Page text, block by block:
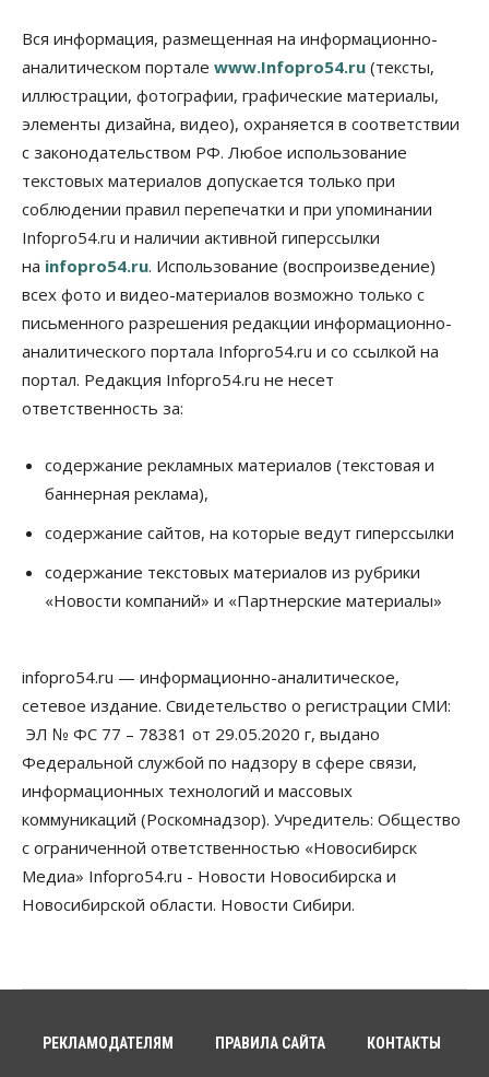
Роспотребнадзор изъял почти полторы тонны
мяса в Новосибирской области
07 Августа 2026, 15:00
Финансы
Расходы новосибирцев на спорт выросли на 40%
за полгода
07 Августа 2026, 14:35
Сибирские аграрии увеличивают посевы горчицы
07 Августа 2026, 14:00
Власть
В Новосибирске многодетным семьям вручили
сертификаты на покупку автомобилей
07 Августа 2026, 13:55
Авто Общество
07 Августа 2026, 13:00
Школы, библиотеки, пешеходные тротуары:
социальных объектах
07 Августа 2026, 12:35
на выходных
07 Августа 2026, 12:00
Жители Новосибирска смогут добровольно
повысить свою пенсию
07 Августа 2026, 11:30
Общество
Деньгами будут распоряжаться дети: в десяти
школах Новосибирской области введут
инициативное бюджетирование
07 Августа 2026, 10:15
Вся информация, размещенная на информационно-
аналитическом портале www.Infopro54.ru (тексты,
иллюстрации, фотографии, графические материалы,
элементы дизайна, видео), охраняется в соответствии
с законодательством РФ. Любое использование
текстовых материалов допускается только при
соблюдении правил перепечатки и при упоминании
Infopro54.ru и наличии активной гиперссылки
на infopro54.ru. Использование (воспроизведение)
всех фото и видео-материалов возможно только с
письменного разрешения редакции информационно-
аналитического портала Infopro54.ru и со ссылкой на
портал. Редакция Infopro54.ru не несет
ответственность за:
содержание рекламных материалов (текстовая и
баннерная реклама),
содержание сайтов, на которые ведут гиперссылки
содержание текстовых материалов из рубрики
«Новости компаний» и «Партнерские материалы»
infopro54.ru — информационно-аналитическое,
сетевое издание. Свидетельство о регистрации СМИ:
ЭЛ № ФС 77 – 78381 от 29.05.2020 г, выдано
Федеральной службой по надзору в сфере связи,
информационных технологий и массовых
коммуникаций (Роскомнадзор). Учредитель: Общество
с ограниченной ответственностью «Новосибирск
Медиа» Infopro54.ru - Новости Новосибирска и
Новосибирской области. Новости Сибири.
РЕКЛАМОДАТЕЛЯМ ПРАВИЛА САЙТА КОНТАКТЫ